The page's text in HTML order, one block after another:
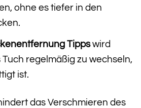
ohne es tiefer in den
Tippswird
regelmäßig zu wechseln,
ist.
das Verschmieren des